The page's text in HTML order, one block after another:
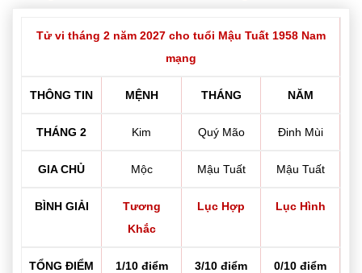
Tử vi tháng 2 năm 2027 cho tuổi Mậu Tuất 1958 Nam
mạng
THÔNG TIN MỆNH THÁNG NĂM
THÁNG 2 Kim Quý Mão Đinh Mùi
GIA CHỦ Mộc Mậu Tuất Mậu Tuất
BÌNH GIẢI
Tương
Khắc
Lục Hợp Lục Hình
TỔNG ĐIỂM 1/10 điểm 3/10 điểm 0/10 điểm